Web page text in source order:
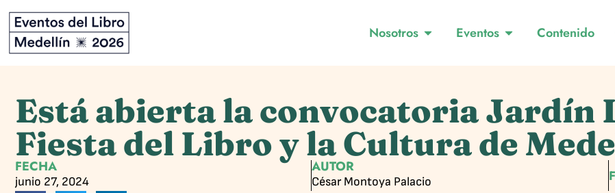
Nosotros Eventos Contenido
Está abierta la convocatoria Jardín
Fiesta del Libro y la Cultura de
FECHA
junio 27, 2024
AUTOR
César Montoya Palacio